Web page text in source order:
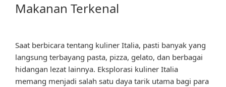
Makanan Terkenal
Saat berbicara tentang kuliner Italia, pasti banyak yang
langsung terbayang pasta, pizza, gelato, dan berbagai
hidangan lezat lainnya. Eksplorasi kuliner Italia
memang menjadi salah satu daya tarik utama bagi para